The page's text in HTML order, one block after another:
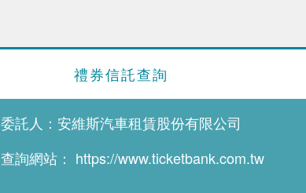
禮券信託查詢
委託人：安維斯汽車租賃股份有限公司
查詢網站： https://www.ticketbank.com.tw